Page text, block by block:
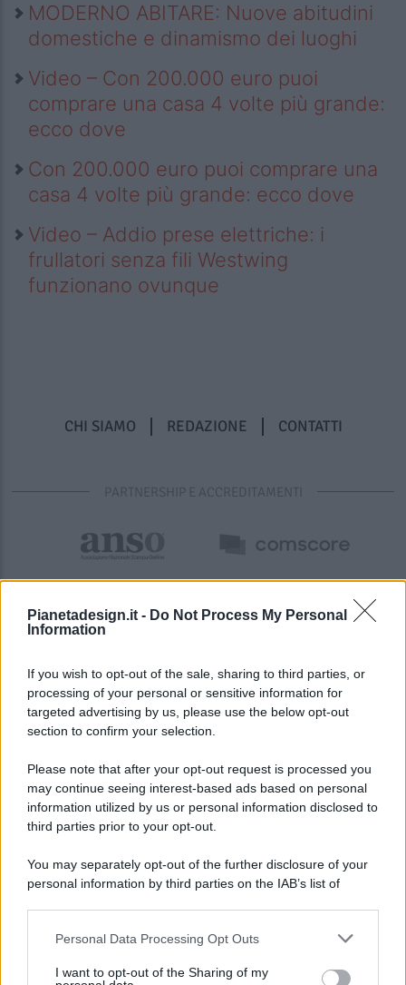
Pianetadesign.it - Do Not Process My Personal
Information
If you wish to opt-out of the sale, sharing to third parties, or
processing of your personal or sensitive information for
targeted advertising by us, please use the below opt-out
section to confirm your selection.
Please note that after your opt-out request is processed you
may continue seeing interest-based ads based on personal
information utilized by us or personal information disclosed to
third parties prior to your opt-out.
You may separately opt-out of the further disclosure of your
personal information by third parties on the IAB’s list of
This information may also be disclosed by us to third parties
disclose it to other third parties.
Personal Data Processing Opt Outs
I want to opt-out of the Sharing of my
MODERNO ABITARE: Nuove abitudini
domestiche e dinamismo dei luoghi
Video – Con 200.000 euro puoi
comprare una casa 4 volte più grande:
ecco dove
Con 200.000 euro puoi comprare una
casa 4 volte più grande: ecco dove
Video – Addio prese elettriche: i
frullatori senza fili Westwing
funzionano ovunque
CHI SIAMO REDAZIONE CONTATTI
PARTNERSHIP E ACCREDITAMENTI
© 2026 - Pianeta Design - P.IVA 04827280654 - Testata
Registrata Al Tribunale Di Nocera Inferiore N. 8/2020 - RG N.
ISCRIZIONE AL ROC N. 35792 – ISCRITTA ALL’ANSO
(ASSOCIAZIONE NAZIONALE STAMPA ONLINE)
PREFERENZE PRIVACY